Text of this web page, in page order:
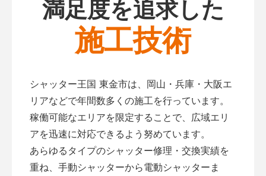
満足度を追求した
施工技術
シャッター王国 東金市は、岡山・兵庫・大阪エ
リアなどで年間数多くの施工を行っています。
稼働可能なエリアを限定することで、広域エリ
アを迅速に対応できるよう努めています。
あらゆるタイプのシャッター修理・交換実績を
重ね、手動シャッターから電動シャッターま